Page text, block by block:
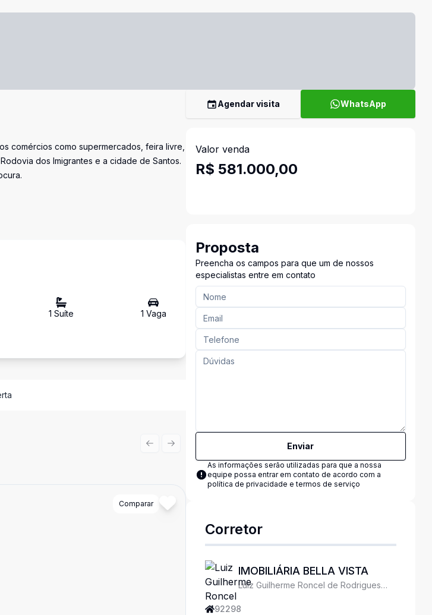
comércios como supermercados, feira livre,
dos Imigrantes e a cidade de Santos.
1 Suíte 1 Vaga
Comparar
Previous slide
Next slide
Agendar visita WhatsApp
Valor venda
R$ 581.000,00
Proposta
Preencha os campos para que um de nossos
especialistas entre em contato
Enviar
As informações serão utilizadas para que a nossa
equipe possa entrar em contato de acordo com a
política de privacidade e termos de serviço
Corretor
IMOBILIÁRIA BELLA VISTA
Luiz Guilherme Roncel de Rodrigues
92298